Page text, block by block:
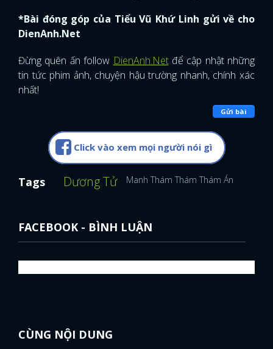
*Bài đóng góp của Tiểu Vũ Khứ Linh gửi về cho
DienAnh.Net
Đừng quên ấn follow DienAnh.Netđể cập nhật những
tin tức phim ảnh, chuyện hậu trường nhanh, chính xác
nhất!
Gửi bài
Click vào xem mọi người nói gì
Tags Dương Tử Manh Thám Thám Thám Án
FACEBOOK - BÌNH LUẬN
CÙNG NỘI DUNG